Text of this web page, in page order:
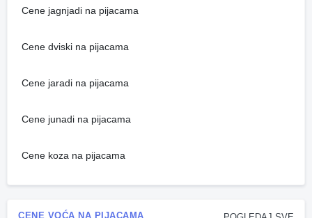
Cene jagnjadi na pijacama
Cene dviski na pijacama
Cene jaradi na pijacama
Cene junadi na pijacama
Cene koza na pijacama
CENE VOĆA NA PIJACAMA